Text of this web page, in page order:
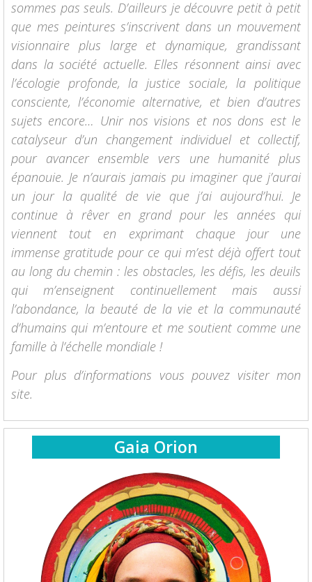
sommes pas seuls. D’ailleurs je découvre petit à petit
que mes peintures s’inscrivent dans un mouvement
visionnaire plus large et dynamique, grandissant
dans la société actuelle. Elles résonnent ainsi avec
l’écologie profonde, la justice sociale, la politique
consciente, l’économie alternative, et bien d’autres
sujets encore… Unir nos visions et nos dons est le
catalyseur d’un changement individuel et collectif,
pour avancer ensemble vers une humanité plus
épanouie. Je n’aurais jamais pu imaginer que j’aurai
un jour la qualité de vie que j’ai aujourd’hui. Je
continue à rêver en grand pour les années qui
viennent tout en exprimant chaque jour une
immense gratitude pour ce qui m’est déjà offert tout
au long du chemin : les obstacles, les défis, les deuils
qui m’enseignent continuellement mais aussi
l’abondance, la beauté de la vie et la communauté
d’humains qui m’entoure et me soutient comme une
famille à l’échelle mondiale !
Pour plus d’informations vous pouvez visiter mon
site.
Gaia Orion